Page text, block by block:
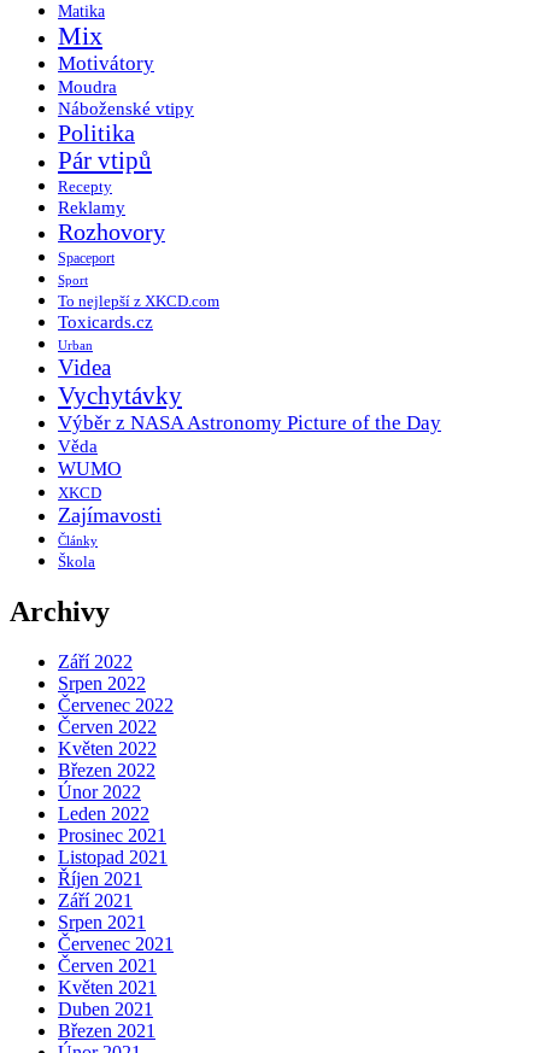
Matika
Mix
Motivátory
Moudra
Náboženské vtipy
Politika
Pár vtipů
Recepty
Reklamy
Rozhovory
Spaceport
Sport
To nejlepší z XKCD.com
Toxicards.cz
Urban
Videa
Vychytávky
Výběr z NASA Astronomy Picture of the Day
Věda
WUMO
XKCD
Zajímavosti
Články
Škola
Archivy
Září 2022
Srpen 2022
Červenec 2022
Červen 2022
Květen 2022
Březen 2022
Únor 2022
Leden 2022
Prosinec 2021
Listopad 2021
Říjen 2021
Září 2021
Srpen 2021
Červenec 2021
Červen 2021
Květen 2021
Duben 2021
Březen 2021